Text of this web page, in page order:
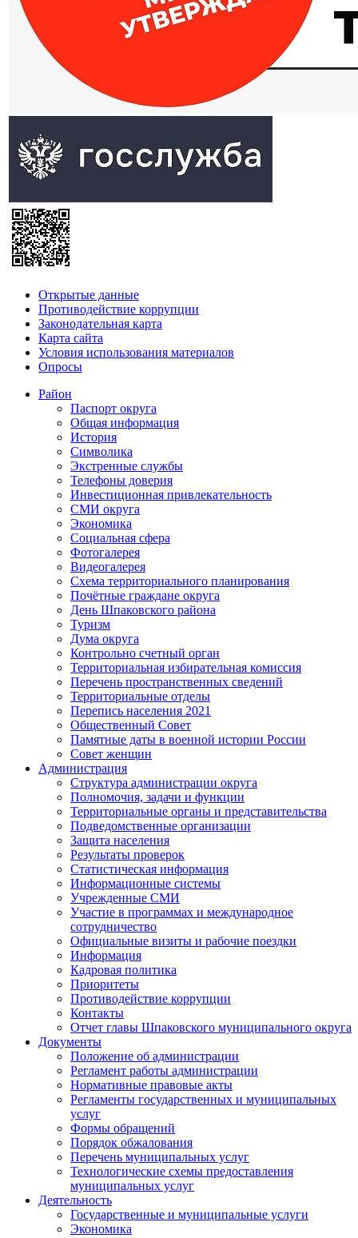
Открытые данные
Противодействие коррупции
Законодательная карта
Карта сайта
Условия использования материалов
Опросы
Район
Паспорт округа
Общая информация
История
Символика
Экстренные службы
Телефоны доверия
Инвестиционная привлекательность
СМИ округа
Экономика
Социальная сфера
Фотогалерея
Видеогалерея
Схема территориального планирования
Почётные граждане округа
День Шпаковского района
Туризм
Дума округа
Контрольно счетный орган
Территориальная избирательная комиссия
Перечень пространственных сведений
Территориальные отделы
Перепись населения 2021
Общественный Совет
Памятные даты в военной истории России
Совет женщин
Администрация
Структура администрации округа
Полномочия, задачи и функции
Территориальные органы и представительства
Подведомственные организации
Защита населения
Результаты проверок
Статистическая информация
Информационные системы
Учрежденные СМИ
Участие в программах и международное
сотрудничество
Официальные визиты и рабочие поездки
Информация
Кадровая политика
Приоритеты
Противодействие коррупции
Контакты
Отчет главы Шпаковского муниципального округа
Документы
Положение об администрации
Регламент работы администрации
Нормативные правовые акты
Регламенты государственных и муниципальных
услуг
Формы обращений
Порядок обжалования
Перечень муниципальных услуг
Технологические схемы предоставления
муниципальных услуг
Деятельность
Государственные и муниципальные услуги
Экономика